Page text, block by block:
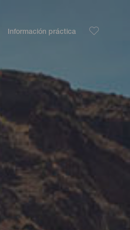
Información práctica